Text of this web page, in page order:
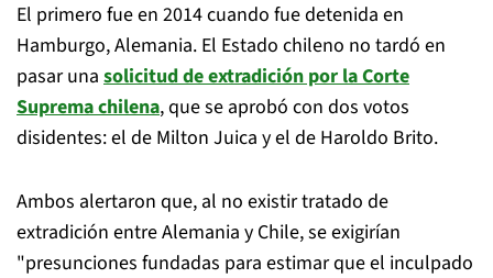
El primero fue en 2014 cuando fue detenida en
Hamburgo, Alemania. El Estado chileno no tardó en
pasar una solicitud de extradición por la Corte
Suprema chilena, que se aprobó con dos votos
disidentes: el de Milton Juica y el de Haroldo Brito.
Ambos alertaron que, al no existir tratado de
extradición entre Alemania y Chile, se exigirían
"presunciones fundadas para estimar que el inculpado